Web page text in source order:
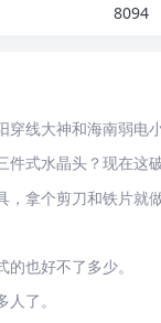
8094
小胡的视频，他们做这些的熟练程度，是不是也是建立在这
水晶头？现在这破玩意变得这么
，拿个剪刀和铁片就
的也好不了多少。
了。